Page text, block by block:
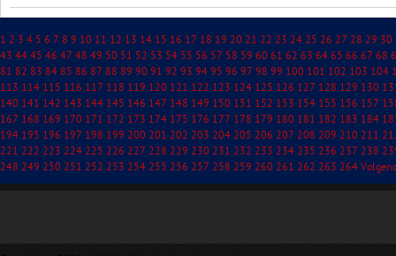
1 2 3 4 5 6 7 8 9 10 11 12 13 14 15 16 17 18 19 20 21 22 23 24 25 26 27 28 29 30
43 44 45 46 47 48 49 50 51 52 53 54 55 56 57 58 59 60 61 62 63 64 65 66 67 68
81 82 83 84 85 86 87 88 89 90 91 92 93 94 95 96 97 98 99 100 101 102 103 104
113 114 115 116 117 118 119 120 121 122 123 124 125 126 127 128 129 130
140 141 142 143 144 145 146 147 148 149 150 151 152 153 154 155 156 157
167 168 169 170 171 172 173 174 175 176 177 178 179 180 181 182 183 184
194 195 196 197 198 199 200 201 202 203 204 205 206 207 208 209 210 211
221 222 223 224 225 226 227 228 229 230 231 232 233 234 235 236 237 238
248 249 250 251 252 253 254 255 256 257 258 259 260 261 262 263 264